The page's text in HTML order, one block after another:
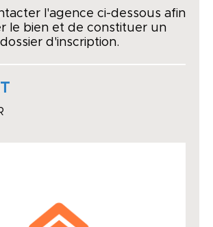
l'agence ci-dessous afin
le bien et de constituer un
dossier d'inscription.